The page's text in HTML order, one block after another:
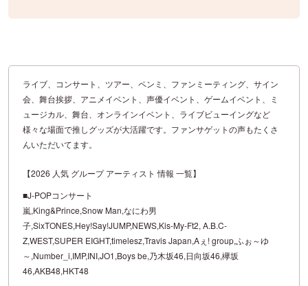
ライブ、コンサート、ツアー、ペンミ、ファンミーティング、サイン
会、舞台挨拶、アニメイベント、声優イベント、ゲームイベント、ミ
ュージカル、舞台、オンラインイベント、ライブビューイングなど
様々な場面で推しグッズが大活躍です。ファンサゲットの声もたくさ
んいただいてます。
【2026 人気 グループ アーティスト 情報 一覧】
■J-POPコンサート
嵐,King&Prince,Snow Man,なにわ男
子,SixTONES,Hey!Say!JUMP,NEWS,Kis-My-Ft2, A.B.C-
Z,WEST,SUPER EIGHT,timelesz,Travis Japan,Aぇ! group,ふぉ～ゆ
～,Number_i,IMP,INI,JO1,Boys be,乃木坂46,日向坂46,欅坂
46,AKB48,HKT48